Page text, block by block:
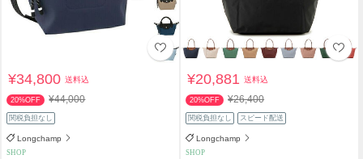
¥34,800送料込
20%OFF ¥44,000
関税負担なし
Longchamp
SHOP
¥20,881送料込
20%OFF ¥26,400
関税負担なし スピード配送
Longchamp
SHOP